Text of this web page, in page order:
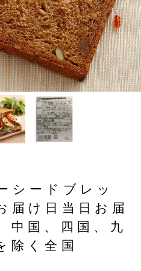
ードブレッ
届け日当日お届
中国、四国、九
除く全国